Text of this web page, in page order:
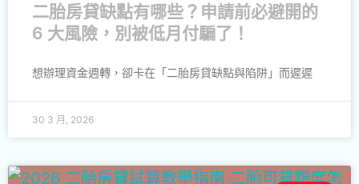
二胎房貸缺點有哪些？申請前必避開的
6 大風險，別被低月付騙了！
想辦理資金週轉，卻卡在「二胎房貸缺點與陷阱」而遲遲
30 3 月, 2026